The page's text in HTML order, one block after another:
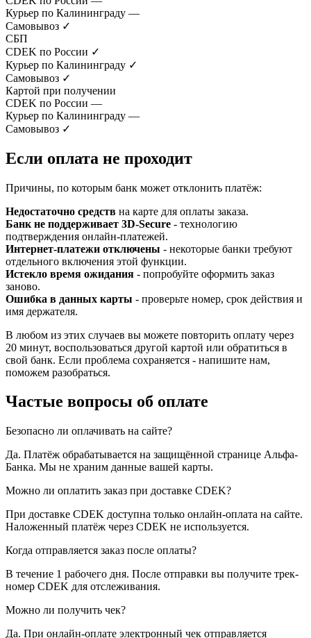
Курьер по Калининграду —
Самовывоз ✓
СБП
CDEK по России ✓
Курьер по Калининграду ✓
Самовывоз ✓
Картой при получении
CDEK по России —
Курьер по Калининграду —
Самовывоз ✓
Если оплата не проходит
Причины, по которым банк может отклонить платёж:
Недостаточно средств на карте для оплаты заказа.
Банк не поддерживает 3D-Secure - технологию
подтверждения онлайн-платежей.
Интернет-платежи отключены - некоторые банки требуют
отдельного включения этой функции.
Истекло время ожидания - попробуйте оформить заказ
заново.
Ошибка в данных карты - проверьте номер, срок действия и
имя держателя.
В любом из этих случаев вы можете повторить оплату через
20 минут, воспользоваться другой картой или обратиться в
свой банк. Если проблема сохраняется - напишите нам,
поможем разобраться.
Частые вопросы об оплате
Безопасно ли оплачивать на сайте?
Да. Платёж обрабатывается на защищённой странице Альфа-
Банка. Мы не храним данные вашей карты.
Можно ли оплатить заказ при доставке CDEK?
При доставке CDEK доступна только онлайн-оплата на сайте.
Наложенный платёж через CDEK не используется.
Когда отправляется заказ после оплаты?
В течение 1 рабочего дня. После отправки вы получите трек-
номер CDEK для отслеживания.
Можно ли получить чек?
Да. При онлайн-оплате электронный чек отправляется